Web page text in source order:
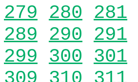
279 280 281
289 290 291
299 300 301